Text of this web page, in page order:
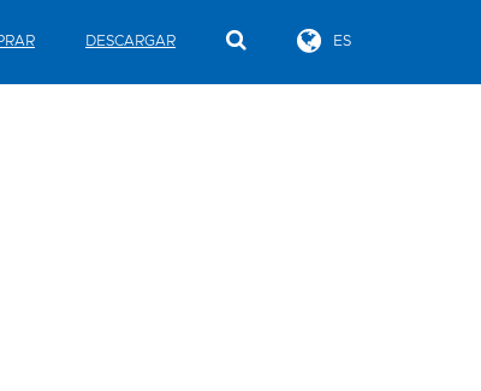
DESCARGAR ES